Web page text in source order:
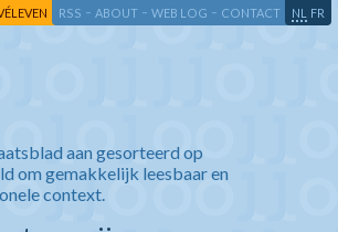
RSS - ABOUT - WEB LOG - CONTACT NL FR
aan gesorteerd op
om gemakkelijk leesbaar en
context.